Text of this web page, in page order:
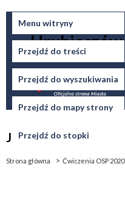
Menu witryny
Przejdź do treści
Przejdź do wyszukiwania
Przejdź do mapy strony
Przejdź do stopki
Miasto
Hrubieszów
Jesteś tutaj
Strona główna Ćwiczenia OSP 2020